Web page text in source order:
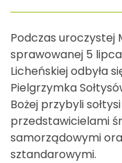
Podczas uroczystej
sprawowanej 5
Licheńskiej odbyła
Pielgrzymka
Bożej przybyli
przedstawicielami
samorządowymi
sztandarowymi.